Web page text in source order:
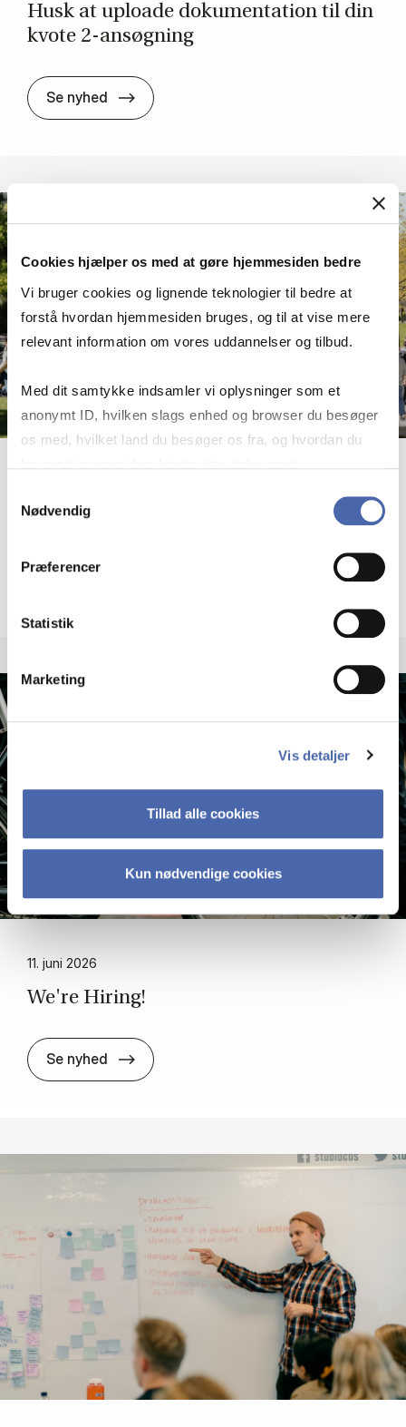
Cookies hjælper os med at gøre hjemmesiden bedre
Vi bruger cookies og lignende teknologier til bedre at
forstå hvordan hjemmesiden bruges, og til at vise mere
relevant information om vores uddannelser og tilbud.
Med dit samtykke indsamler vi oplysninger som et
anonymt ID, hvilken slags enhed og browser du besøger
os med, hvilket land du besøger os fra, og hvordan du
markedsføring. Du bestemmer selv - og kan altid trække
Nødvendig
Præferencer
Statistik
Marketing
Vis detaljer
Tillad alle cookies
Kun nødvendige cookies
Husk at up­lo­a­de do­ku­men­ta­tion til din
kvo­te 2-an­søg­ning
Se nyhed Husk at up­lo­a­de do­ku­men­ta­tion til din
Bliv klar til kvo­te 1-fri­sten!
Se nyhed
11. juni 2026
We're Hi­ring!
Se nyhed We're Hi­ring!